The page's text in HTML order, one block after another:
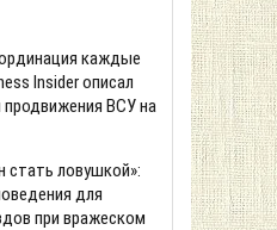
каждые
Insider описал
продвижения ВСУ на
стать ловушкой»:
для
при вражеском